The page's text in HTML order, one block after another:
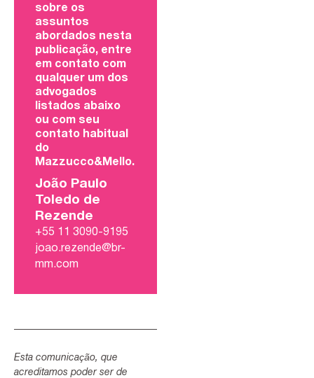
sobre os
assuntos
abordados nesta
publicação, entre
em contato com
qualquer um dos
advogados
listados abaixo
ou com seu
contato habitual
do
Mazzucco&Mello.
João Paulo
Toledo de
Rezende
+55 11 3090-9195
joao.rezende@br-
mm.com
Esta comunicação, que
acreditamos poder ser de